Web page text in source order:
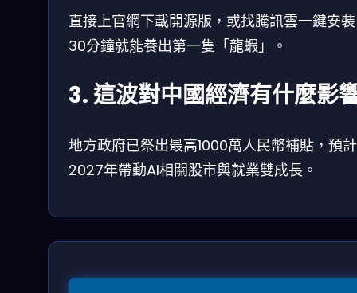
直接上官網下載開源版，或找騰訊雲一鍵安
30分鐘就能養出第一隻「龍蝦」。
3. 這波對中國經濟有什麼影
地方政府已祭出最高1000萬人民幣補貼，預計
2027年帶動AI相關股市與就業雙成長。